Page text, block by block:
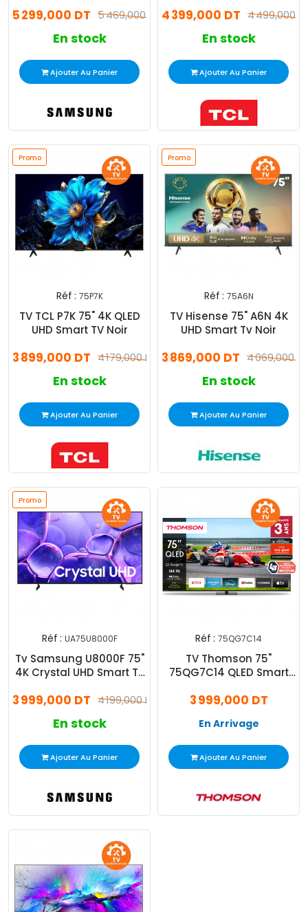
5 469,000 DT
5 299,000 DT
En stock
Ajouter Au Panier
4 499,000
4 399,000 DT
En stock
Ajouter Au Panier
Promo
Réf : 75P7K
TV TCL P7K 75" 4K QLED
UHD Smart TV Noir
4 179,000 DT
3 899,000 DT
En stock
Ajouter Au Panier
Promo
Réf : 75A6N
TV Hisense 75" A6N 4K
UHD Smart Tv Noir
4 069,000
3 869,000 DT
En stock
Ajouter Au Panier
Promo
Réf : UA75U8000F
Tv Samsung U8000F 75"
4K Crystal UHD Smart Tv
4 199,000 DT
3 999,000 DT
En stock
Ajouter Au Panier
Réf : 75QG7C14
TV Thomson 75"
75QG7C14 QLED Smart
3 999,000 DT
En Arrivage
Ajouter Au Panier